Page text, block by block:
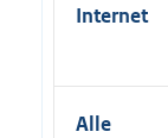
Internet
Alle